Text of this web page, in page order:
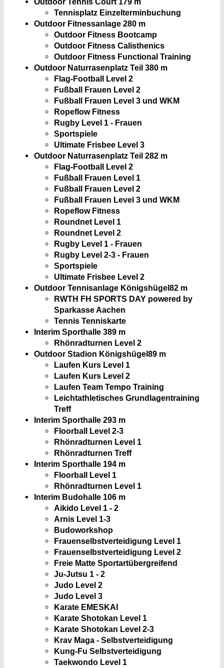
Tennisplatz Einzelterminbuchung
Outdoor Fitnessanlage 280 m
Outdoor Fitness Bootcamp
Outdoor Fitness Calisthenics
Outdoor Fitness Functional Training
Outdoor Naturrasenplatz Teil 380 m
Flag-Football Level 2
Fußball Frauen Level 2
Fußball Frauen Level 3 und WKM
Ropeflow Fitness
Rugby Level 1 - Frauen
Sportspiele
Ultimate Frisbee Level 3
Outdoor Naturrasenplatz Teil 282 m
Flag-Football Level 2
Fußball Frauen Level 1
Fußball Frauen Level 2
Fußball Frauen Level 3 und WKM
Ropeflow Fitness
Roundnet Level 1
Roundnet Level 2
Rugby Level 1 - Frauen
Rugby Level 2-3 - Frauen
Sportspiele
Ultimate Frisbee Level 2
Outdoor Tennisanlage Königshügel82 m
RWTH FH SPORTS DAY powered by
Sparkasse Aachen
Tennis Tenniskarte
Interim Sporthalle 389 m
Rhönradturnen Level 2
Outdoor Stadion Königshügel89 m
Laufen Kurs Level 1
Laufen Kurs Level 2
Laufen Team Tempo Training
Leichtathletisches Grundlagentraining
Treff
Interim Sporthalle 293 m
Floorball Level 2-3
Rhönradturnen Level 1
Rhönradturnen Treff
Interim Sporthalle 194 m
Floorball Level 1
Rhönradturnen Level 1
Interim Budohalle 106 m
Aikido Level 1 - 2
Arnis Level 1-3
Budoworkshop
Frauenselbstverteidigung Level 1
Frauenselbstverteidigung Level 2
Freie Matte Sportartübergreifend
Ju-Jutsu 1 - 2
Judo Level 2
Judo Level 3
Karate EMESKAI
Karate Shotokan Level 1
Karate Shotokan Level 2-3
Krav Maga - Selbstverteidigung
Kung-Fu Selbstverteidigung
Taekwondo Level 1